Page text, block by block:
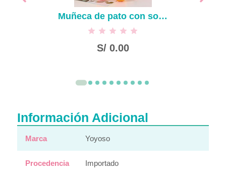
Muñeca de pato con sombrero de rana-50cm
S/0.00
Información Adicional
Marca Yoyoso
Procedencia Importado